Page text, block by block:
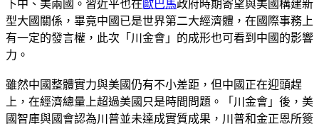
下中、美兩國。習近平也在歐巴馬政府時期寄望與美國構建新
型大國關係，畢竟中國已是世界第二大經濟體，在國際事務上
有一定的發言權，此次「川金會」的成形也可看到中國的影響
力。
雖然中國整體實力與美國仍有不小差距，但中國正在迎頭趕
上，在經濟總量上超過美國只是時間問題。「川金會」後，美
國智庫與國會認為川普並未達成實質成果，川普和金正恩所簽